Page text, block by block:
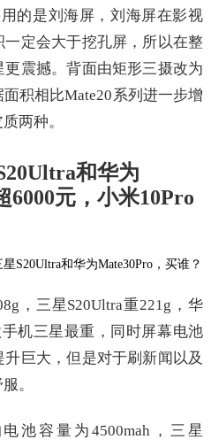
的是刘海屏，刘海屏在影视
定会大于挖孔屏，所以在整
震撼。背面由矩形三摄改为
积相比Mate20系列进一步增
两种。
和华为
6000元，小米10Pro
，三星S20Ultra重221g，华
机三星最重，同时屏幕电池
巨大，但是对于刷新闻以及
。
池容量为4500mah，三星